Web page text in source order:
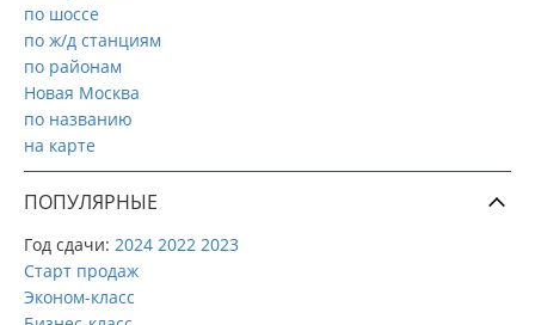
по шоссе
по ж/д станциям
по районам
Новая Москва
по названию
на карте
ПОПУЛЯРНЫЕ
Год сдачи: 2024 2022 2023
Старт продаж
Эконом-класс